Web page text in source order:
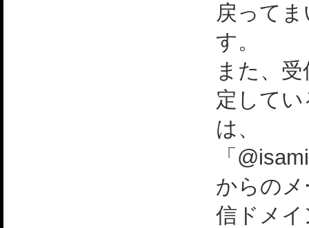
戻って
す。
また、
定して
は、
「
からの
信ドメ